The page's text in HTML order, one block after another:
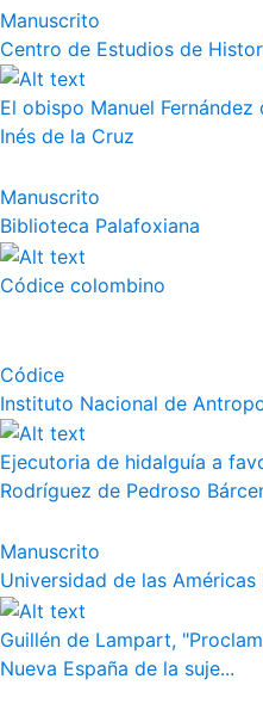
Manuscrito
Centro de Estudios de
El obispo Manuel
Inés de la Cruz
Manuscrito
Biblioteca Palafoxiana
Códice colombino
Códice
Instituto Nacional de
Ejecutoria de hidalguía a
Rodríguez de Pedroso
Manuscrito
Universidad de las Américas
Guillén de Lampart,
Nueva España de la suje...